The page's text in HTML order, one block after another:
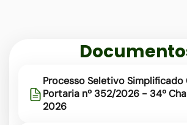
Processo Seletivo
Portaria nº 352/2026 - 34º
2026